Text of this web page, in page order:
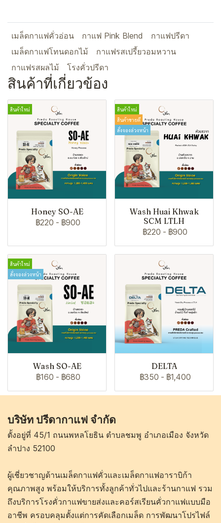
เมล็ดกาแฟคั่วอ่อน กาแฟ Pink Blend
กาแฟปรีดา
เมล็ดกาแฟโทนดอกไม้
กาแฟรสเปรี้ยวอมหวาน
กาแฟรสผลไม้
โรงคั่วปรีดา
สินค้าที่เกี่ยวข้อง
สินค้าใหม่
Honey SO-AE
฿220 - ฿900
สินค้าใหม่
สินค้าขายดี
สั่งจองล่วงหน้า
Wash Huai Khwak
SCM LTLH
฿220 - ฿900
สินค้าใหม่
สั่งจองล่วงหน้า
Wash SO-AE
฿160 - ฿680
DELTA
฿350 - ฿1,400
บริษัท ปรีดากาแฟ จำกัด
ตั้งอยู่ที่ 45/1 ถนนพหลโยธิน ตำบลชมพู อำเภอเมือง จังหวัด
ลำปาง 52100
ผู้เชี่ยวชาญด้านเมล็ดกาแฟคั่วและเมล็ดกาแฟอาราบิก้า
คุณภาพสูง พร้อมให้บริการทั้งลูกค้าทั่วไปและร้านกาแฟ รวม
ถึงบริการโรงคั่วกาแฟขายส่งและคอร์สเรียนคั่วกาแฟแบบมือ
อาชีพ ครอบคลุมตั้งแต่การคัดเลือกเมล็ด การพัฒนาโปรไฟล์